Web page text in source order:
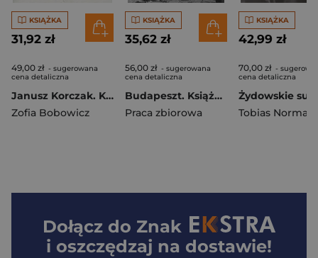
KSIĄŻKA
31,92 zł
49,00 zł - sugerowana
cena detaliczna
Janusz Korczak. Książka do pisania / Carnet de Janusz Korczak. wer. francuska
Zofia Bobowicz
KSIĄŻKA
35,62 zł
56,00 zł - sugerowana
cena detaliczna
Budapeszt. Książka do pisania / Budapest. A book for writing wer. angielska
Praca zbiorowa
KSIĄŻKA
42,99 zł
70,00 zł -
cena detaliczna
Tobias
Dołącz do Znak
i oszczędzaj na dostawie!